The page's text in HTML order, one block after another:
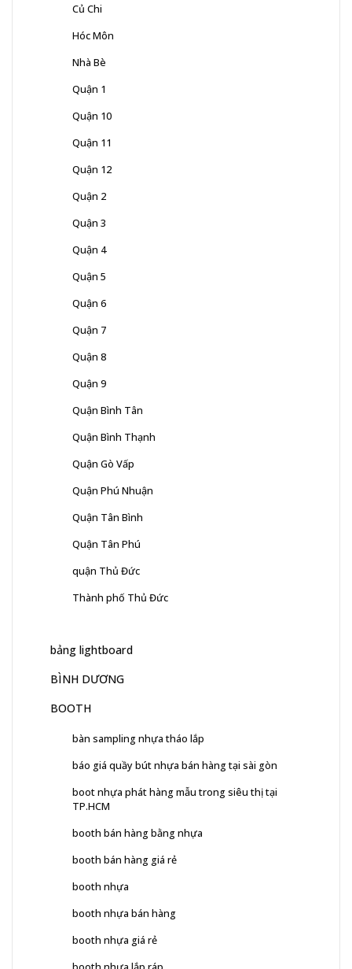
Củ Chi
Hóc Môn
Nhà Bè
Quận 1
Quận 10
Quận 11
Quận 12
Quận 2
Quận 3
Quận 4
Quận 5
Quận 6
Quận 7
Quận 8
Quận 9
Quận Bình Tân
Quận Bình Thạnh
Quận Gò Vấp
Quận Phú Nhuận
Quận Tân Bình
Quận Tân Phú
quận Thủ Đức
Thành phố Thủ Đức
bảng lightboard
BÌNH DƯƠNG
BOOTH
bàn sampling nhựa tháo lắp
báo giá quầy bút nhựa bán hàng tại sài gòn
boot nhựa phát hàng mẫu trong siêu thị tại
TP.HCM
booth bán hàng bằng nhựa
booth bán hàng giá rẻ
booth nhựa
booth nhựa bán hàng
booth nhựa giá rẻ